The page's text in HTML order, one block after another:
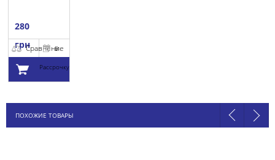
280
грнСравнение
В
Рассрочку
корзину
ПОХОЖИЕ ТОВАРЫ